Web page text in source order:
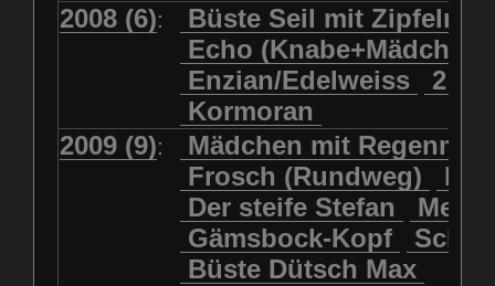
2008 (6):
Büste Seil mit
Echo
Enzian/Edelweiss
2
Kormoran
2009 (9):
Mädchen mit
Frosch (Rundweg)
Der steife Stefan
Gämsbock-Kopf
Büste Dütsch Max